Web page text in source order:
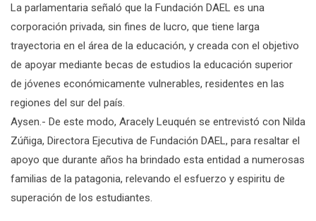
La parlamentaria señaló que la Fundación DAEL es una
corporación privada, sin fines de lucro, que tiene larga
trayectoria en el área de la educación, y creada con el objetivo
de apoyar mediante becas de estudios la educación superior
de jóvenes económicamente vulnerables, residentes en las
regiones del sur del país.
Aysen.- De este modo, Aracely Leuquén se entrevistó con Nilda
Zúñiga, Directora Ejecutiva de Fundación DAEL, para resaltar el
apoyo que durante años ha brindado esta entidad a numerosas
familias de la patagonia, relevando el esfuerzo y espiritu de
superación de los estudiantes.